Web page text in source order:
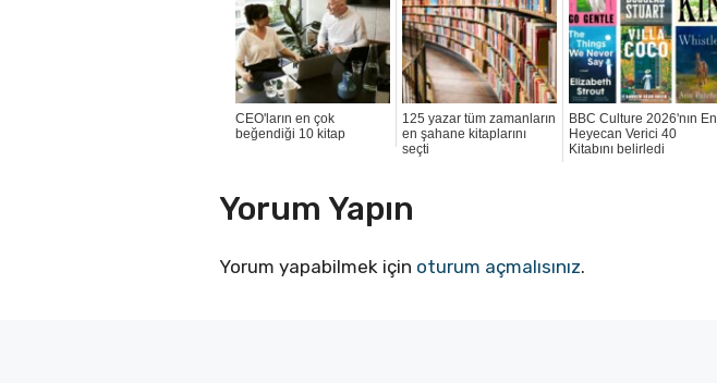
CEO'ların en çok
beğendiği 10 kitap
125 yazar tüm zamanların
en şahane kitaplarını
seçti
BBC Culture 2026'nın En
Heyecan Verici 40
Kitabını belirledi
Yorum Yapın
Yorum yapabilmek için oturum açmalısınız.